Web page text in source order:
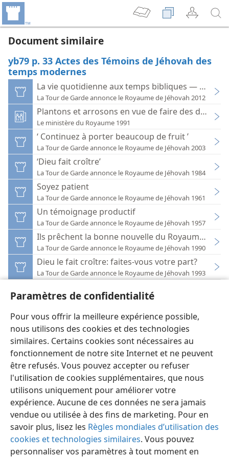
Paramètres de confidentialité
Pour vous offrir la meilleure expérience possible,
nous utilisons des cookies et des technologies
similaires. Certains cookies sont nécessaires au
fonctionnement de notre site Internet et ne peuvent
être refusés. Vous pouvez accepter ou refuser
l'utilisation de cookies supplémentaires, que nous
utilisons uniquement pour améliorer votre
expérience. Aucune de ces données ne sera jamais
vendue ou utilisée à des fins de marketing. Pour en
savoir plus, lisez les Règles mondiales d’utilisation des
cookies et technologies similaires. Vous pouvez
personnaliser vos paramètres à tout moment en
Document similaire
yb79 p. 33 Actes des Témoins de Jéhovah des
temps modernes
La vie quotidienne aux temps bibliques —
La Tour de Garde annonce le Royaume de Jéhovah 2012
Plantons et arrosons en vue de faire des disciples
Le ministère du Royaume 1991
‘ Continuez à porter beaucoup de fruit ’
La Tour de Garde annonce le Royaume de Jéhovah 2003
‘Dieu fait croître’
La Tour de Garde annonce le Royaume de Jéhovah 1984
Soyez patient
La Tour de Garde annonce le Royaume de Jéhovah 1961
Un témoignage productif
La Tour de Garde annonce le Royaume de Jéhovah 1957
Ils prêchent la bonne nouvelle du Royaume
La Tour de Garde annonce le Royaume de Jéhovah 1990
Dieu le fait croître: faites-vous votre part?
La Tour de Garde annonce le Royaume de Jéhovah 1993
« Ne laisse pas reposer ta main »
Français Préférences
Copyright © 2026 Watch Tower Bible and Tract Society of Pennsylvania
Conditions d’utilisation
Règles de confidentialité
Paramètres de confidentialité
JW.ORG Se connecter